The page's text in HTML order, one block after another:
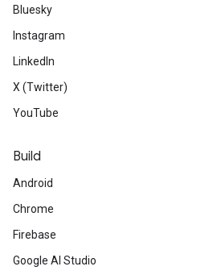
Bluesky
Instagram
LinkedIn
X (Twitter)
YouTube
Build
Android
Chrome
Firebase
Google AI Studio